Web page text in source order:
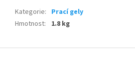
Kategorie: Prací gely
Hmotnost: 1.8 kg